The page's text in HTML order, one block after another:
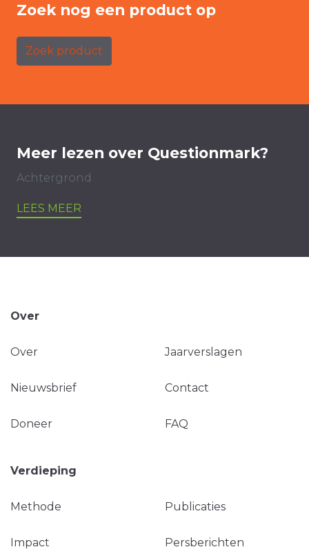
Zoek nog een product op
Zoek product
Meer lezen over Questionmark?
Achtergrond
LEES MEER
Over
Over Jaarverslagen
Nieuwsbrief Contact
Doneer FAQ
Verdieping
Methode Publicaties
Impact Persberichten